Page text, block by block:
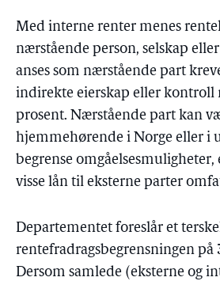
Med interne renter menes
nærstående person, selskap
anses som nærstående part
indirekte eierskap eller kontroll
prosent. Nærstående part kan
hjemmehørende i Norge eller i
begrense omgåelsesmuligheter,
visse lån til eksterne parter
Departementet foreslår et
rentefradragsbegrensningen på
Dersom samlede (eksterne og